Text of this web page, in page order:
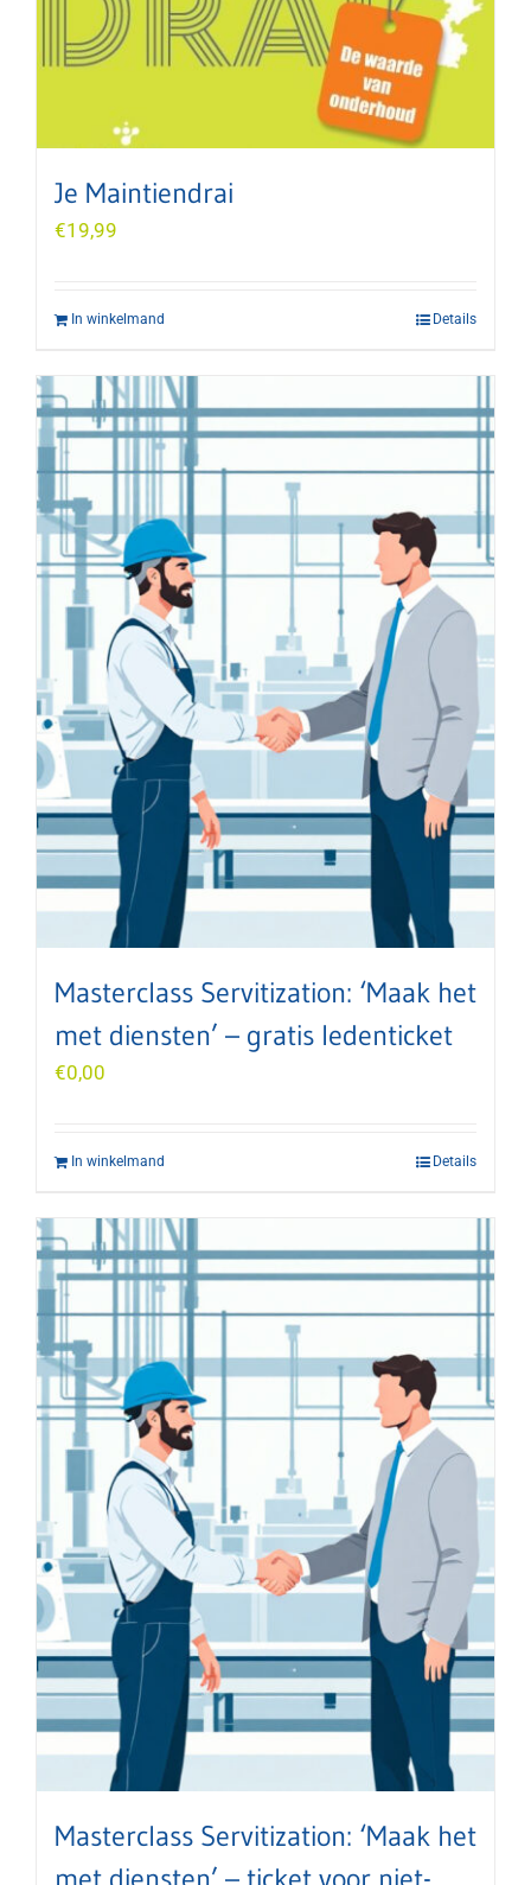
Je Maintiendrai
€19,99
In winkelmand Details
Masterclass Servitization: ‘Maak het
met diensten’ – gratis ledenticket
€0,00
In winkelmand Details
Masterclass Servitization: ‘Maak het
met diensten’ – ticket voor niet-